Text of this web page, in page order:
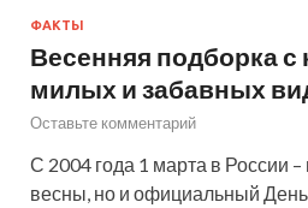
ФАКТЫ
Весенняя подборка с
милых и забавных
Оставьте комментарий
С 2004 года 1 марта в России
весны, но и официальный День